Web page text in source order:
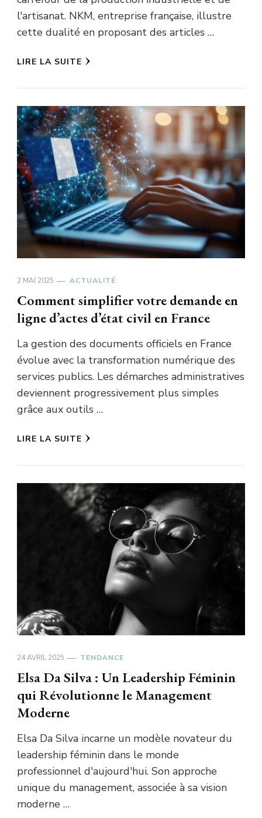
l'artisanat. NKM, entreprise française, illustre
cette dualité en proposant des articles …
LIRE LA SUITE
2 MAI 2025 ACTUALITÉ
Comment simplifier votre demande en
ligne d’actes d’état civil en France
La gestion des documents officiels en France
évolue avec la transformation numérique des
services publics. Les démarches administratives
deviennent progressivement plus simples
grâce aux outils …
LIRE LA SUITE
24 AVRIL 2025 TENDANCE
Elsa Da Silva : Un Leadership Féminin
qui Révolutionne le Management
Moderne
Elsa Da Silva incarne un modèle novateur du
leadership féminin dans le monde
professionnel d'aujourd'hui. Son approche
unique du management, associée à sa vision
moderne …